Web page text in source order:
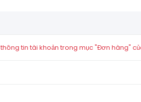
tin tài khoản trong mục "Đơn hàng"